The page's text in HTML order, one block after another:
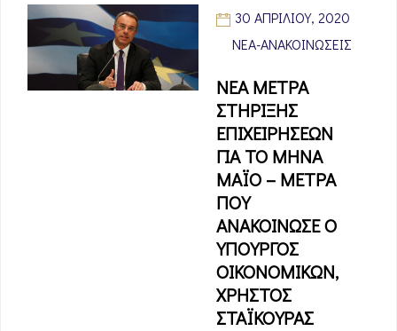
30 ΑΠΡΙΛΊΟΥ, 2020
ΝΈΑ-ΑΝΑΚΟΙΝΏΣΕΙΣ
ΝΕΑ ΜΕΤΡΑ
ΣΤΗΡΙΞΗΣ
ΕΠΙΧΕΙΡΗΣΕΩΝ
ΓΙΑ ΤΟ ΜΗΝΑ
ΜΑΪΟ – ΜΕΤΡΑ
ΠΟΥ
ΑΝΑΚΟΙΝΩΣΕ Ο
ΥΠΟΥΡΓΟΣ
ΟΙΚΟΝΟΜΙΚΩΝ,
ΧΡΗΣΤΟΣ
ΣΤΑΪΚΟΥΡΑΣ